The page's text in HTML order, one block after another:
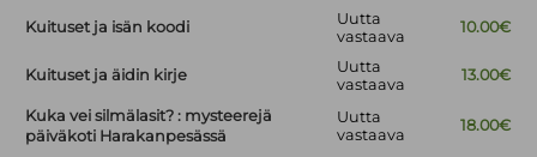
Kuituset ja isän koodi
Uutta
vastaava
10.00€
Kuituset ja äidin kirje
Uutta
vastaava
13.00€
Kuka vei silmälasit? : mysteerejä
päiväkoti Harakanpesässä
Uutta
vastaava
18.00€